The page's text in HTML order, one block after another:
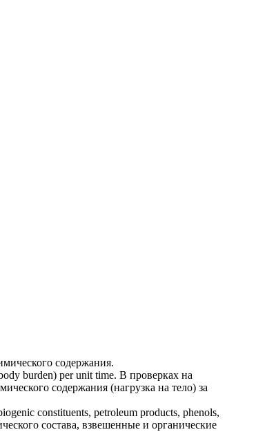
содержания.
burden) per unit time. В проверках на
содержания (нагрузка на тело) за
constituents, petroleum products, phenols,
состава, взвешенные и органические